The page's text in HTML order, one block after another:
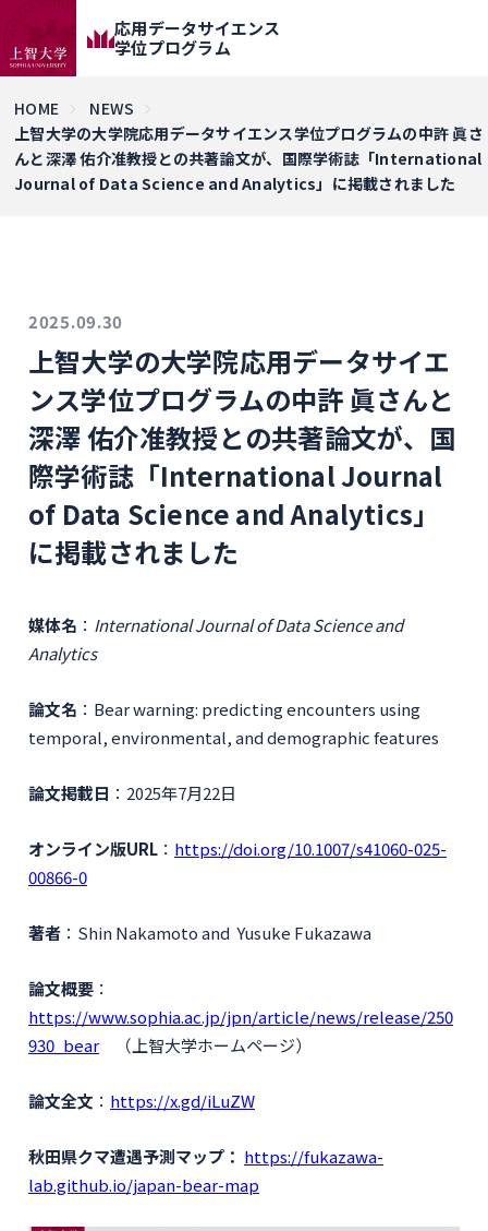
応用データサイエンス
学位プログラム
HOME
NEWS
上智大学の大学院応用データサイエンス学位プログラムの中許 眞さ
んと深澤 佑介准教授との共著論文が、国際学術誌「International
Journal of Data Science and Analytics」に掲載されました
2025.09.30
上智大学の大学院応用データサイエ
ンス学位プログラムの中許 眞さんと
深澤 佑介准教授との共著論文が、国
際学術誌「International Journal
of Data Science and Analytics」
に掲載されました
媒体名 ： International Journal of Data Science and
Analytics
論文名 ：Bear warning: predicting encounters using
temporal, environmental, and demographic features
論文掲載日 ：2025年7月22日
オンライン版URL ： https://doi.org/10.1007/s41060-025-
00866-0
著者 ：Shin Nakamoto and Yusuke Fukazawa
論文概要 ：
https://www.sophia.ac.jp/jpn/article/news/release/250
930_bear （上智大学ホームページ）
論文全文 ： https://x.gd/iLuZW
秋田県クマ遭遇予測マップ： https://fukazawa-
lab.github.io/japan-bear-map